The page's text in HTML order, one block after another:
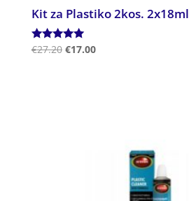
Kit za Plastiko 2kos. 2x18ml
Ocenjeno
€27.20 €17.00